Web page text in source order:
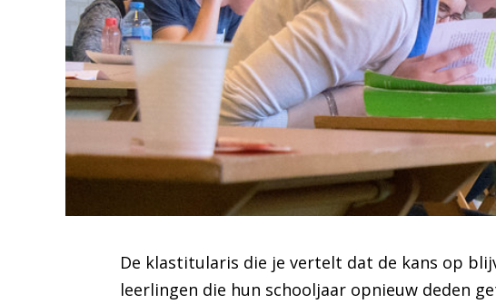
De klastitularis die je vertelt dat de kans op
leerlingen die hun schooljaar opnieuw deden